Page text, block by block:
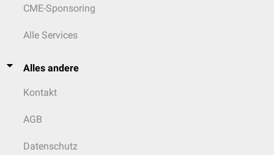
CME-Sponsoring
Alle Services
Alles andere
Kontakt
AGB
Datenschutz